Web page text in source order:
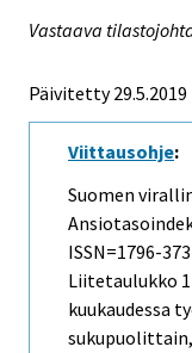
Vastaava
Päivitetty 29.5.2019
Viittausohje:
Suomen
ISSN=1796-
Liitetaulukko
kuukaudessa